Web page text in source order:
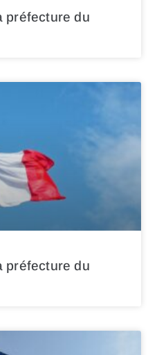
préfecture du
préfecture du